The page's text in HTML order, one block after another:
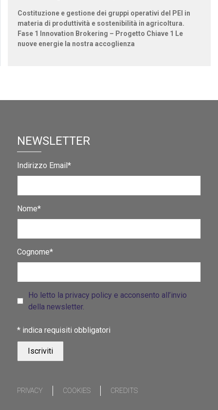
Costituzione e gestione dei gruppi operativi del PEI in
materia di produttività e sostenibilità in agricoltura.
Fase 1 Innovation Brokering – Progetto Chiave 1 Le
nuove energie la nostra accoglienza
NEWSLETTER
Indirizzo Email*
Nome*
Cognome*
Ho letto la privacy policy e acconsento all’invio
della newsletter.
* indica requisiti obbligatori
PRIVACY COOKIES CREDITS